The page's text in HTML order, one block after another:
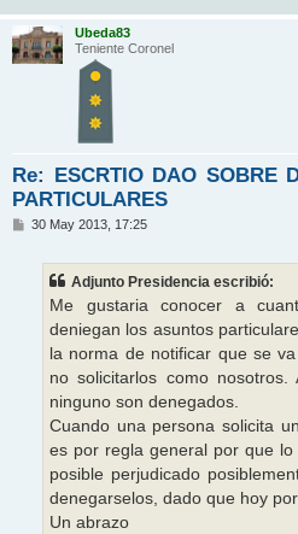
Ubeda83
Teniente Coronel
Re: ESCRTIO DAO SOBRE
PARTICULARES
M
30 May 2013, 17:25
Adjunto Presidencia escribió:
Me gustaria conocer a
deniegan los asuntos
la norma de notificar que se
no solicitarlos como
ninguno son denegados.
Cuando una persona solicita
es por regla general por que lo
posible perjudicado
denegarselos, dado que hoy
Un abrazo